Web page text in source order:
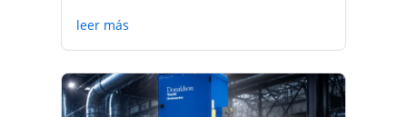
leer más